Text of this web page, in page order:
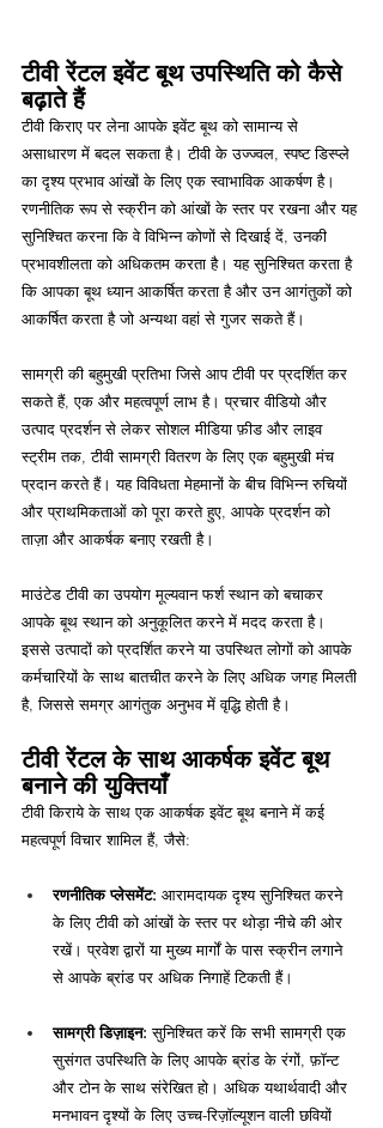
टीवी रेंटल इवेंट बूथ उपस्थिति को कैसे
बढ़ाते हैं
टीवी किराए पर लेना आपके इवेंट बूथ को सामान्य से
असाधारण में बदल सकता है। टीवी के उज्ज्वल, स्पष्ट डिस्प्ले
का दृश्य प्रभाव आंखों के लिए एक स्वाभाविक आकर्षण है।
रणनीतिक रूप से स्क्रीन को आंखों के स्तर पर रखना और यह
सुनिश्चित करना कि वे विभिन्न कोणों से दिखाई दें, उनकी
प्रभावशीलता को अधिकतम करता है। यह सुनिश्चित करता है
कि आपका बूथ ध्यान आकर्षित करता है और उन आगंतुकों को
आकर्षित करता है जो अन्यथा वहां से गुजर सकते हैं।
सामग्री की बहुमुखी प्रतिभा जिसे आप टीवी पर प्रदर्शित कर
सकते हैं, एक और महत्वपूर्ण लाभ है। प्रचार वीडियो और
उत्पाद प्रदर्शन से लेकर सोशल मीडिया फ़ीड और लाइव
स्ट्रीम तक, टीवी सामग्री वितरण के लिए एक बहुमुखी मंच
प्रदान करते हैं। यह विविधता मेहमानों के बीच विभिन्न रुचियों
और प्राथमिकताओं को पूरा करते हुए, आपके प्रदर्शन को
ताज़ा और आकर्षक बनाए रखती है।
माउंटेड टीवी का उपयोग मूल्यवान फर्श स्थान को बचाकर
आपके बूथ स्थान को अनुकूलित करने में मदद करता है।
इससे उत्पादों को प्रदर्शित करने या उपस्थित लोगों को आपके
कर्मचारियों के साथ बातचीत करने के लिए अधिक जगह मिलती
है, जिससे समग्र आगंतुक अनुभव में वृद्धि होती है।
टीवी रेंटल के साथ आकर्षक इवेंट बूथ
बनाने की युक्तियाँ
टीवी किराये के साथ एक आकर्षक इवेंट बूथ बनाने में कई
महत्वपूर्ण विचार शामिल हैं, जैसे:
रणनीतिक प्लेसमेंट: आरामदायक दृश्य सुनिश्चित करने
के लिए टीवी को आंखों के स्तर पर थोड़ा नीचे की ओर
रखें। प्रवेश द्वारों या मुख्य मार्गों के पास स्क्रीन लगाने
से आपके ब्रांड पर अधिक निगाहें टिकती हैं।
सामग्री डिज़ाइन: सुनिश्चित करें कि सभी सामग्री एक
सुसंगत उपस्थिति के लिए आपके ब्रांड के रंगों, फ़ॉन्ट
और टोन के साथ संरेखित हो। अधिक यथार्थवादी और
मनभावन दृश्यों के लिए उच्च-रिज़ॉल्यूशन वाली छवियों